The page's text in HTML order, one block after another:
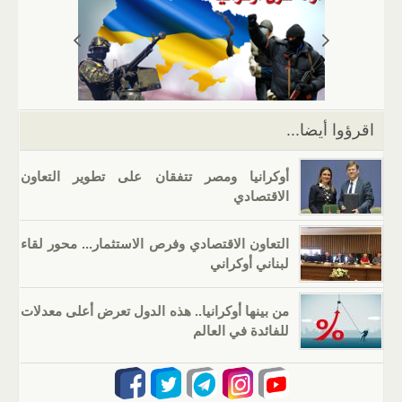
k
dI
n
er
a
m
A
p
p
اقرؤوا أيضا...
أوكرانيا ومصر تتفقان على تطوير التعاون
الاقتصادي
التعاون الاقتصادي وفرص الاستثمار... محور لقاء
لبناني أوكراني
من بينها أوكرانيا.. هذه الدول تعرض أعلى معدلات
للفائدة في العالم